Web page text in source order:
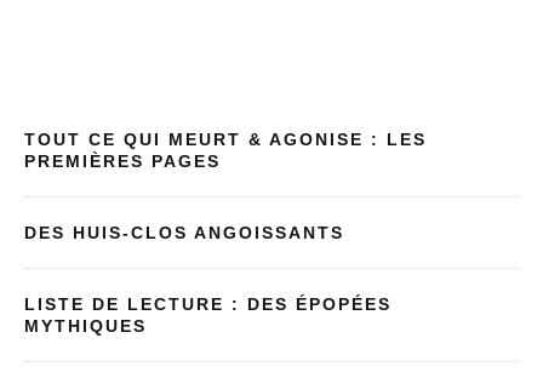
TOUT CE QUI MEURT & AGONISE : LES
PREMIÈRES PAGES
DES HUIS-CLOS ANGOISSANTS
LISTE DE LECTURE : DES ÉPOPÉES
MYTHIQUES